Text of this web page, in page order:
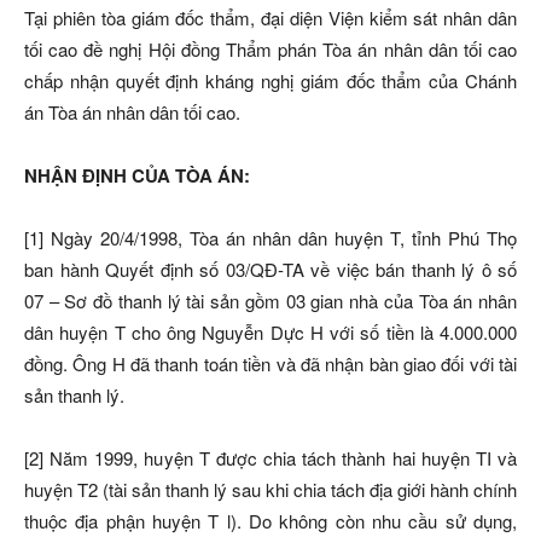
Tại phiên tòa giám đốc thẩm, đại diện Viện kiểm sát nhân dân
tối cao đề nghị Hội đồng Thẩm phán Tòa án nhân dân tối cao
chấp nhận quyết định kháng nghị giám đốc thẩm của Chánh
án Tòa án nhân dân tối cao.
NHẬN ĐỊNH CỦA TÒA ÁN:
[1] Ngày 20/4/1998, Tòa án nhân dân huyện T, tỉnh Phú Thọ
ban hành Quyết định số 03/QĐ-TA về việc bán thanh lý ô số
07 – Sơ đồ thanh lý tài sản gồm 03 gian nhà của Tòa án nhân
dân huyện T cho ông Nguyễn Dực H với số tiền là 4.000.000
đồng. Ông H đã thanh toán tiền và đã nhận bàn giao đối với tài
sản thanh lý.
[2] Năm 1999, huyện T được chia tách thành hai huyện TI và
huyện T2 (tài sản thanh lý sau khi chia tách địa giới hành chính
thuộc địa phận huyện T l). Do không còn nhu cầu sử dụng,